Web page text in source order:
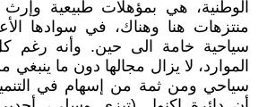
الوطنية، هي بمؤهلات طبيعية
منتزهات هنا وهناك، في سوادها
سياحية خامة الى حين. وأنه رغم
الموارد، لا يزال مجالها دون ما
سياحي ومن ثمة من إسهام في